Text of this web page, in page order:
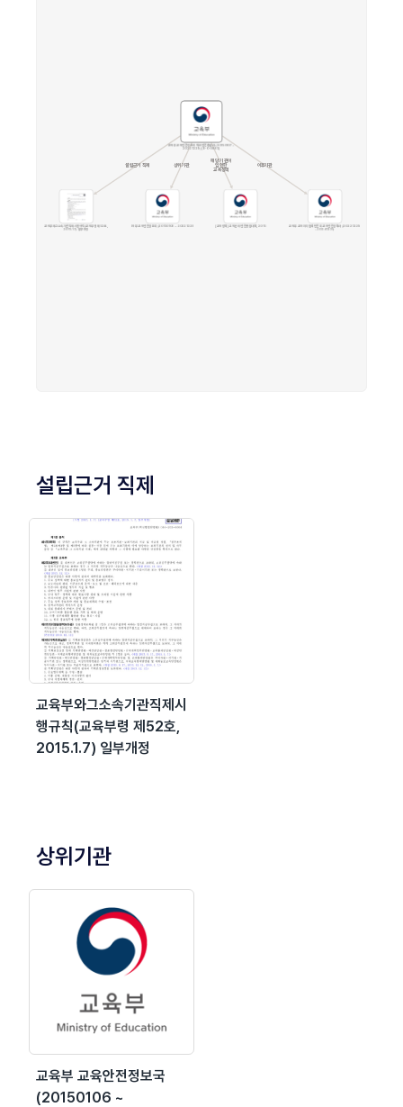
설립근거 직제
교육부와그소속기관직제시
행규칙(교육부령 제52호,
2015.1.7) 일부개정
상위기관
교육부 교육안전정보국
(20150106 ~